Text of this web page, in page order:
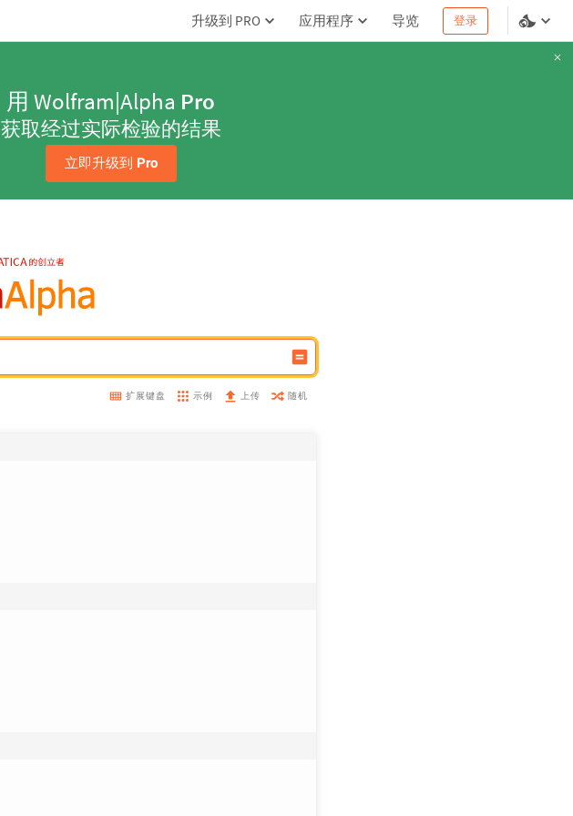
升级到 PRO 应用程序 导览 登录
用 Wolfram|Alpha Pro
获取经过实际检验的结果
立即升级到 Pro
扩展键盘 示例 上传 随机